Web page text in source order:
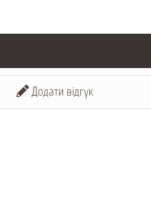
Додати відгук